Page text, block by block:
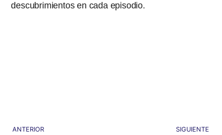
descubrimientos en cada episodio.
ANTERIOR SIGUIENTE